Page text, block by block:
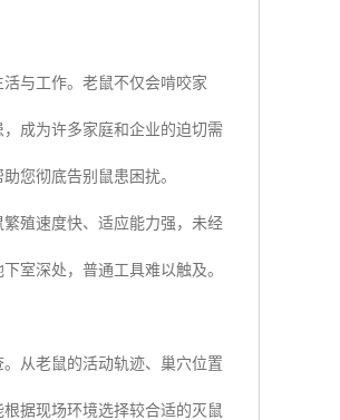
与工作。老鼠不仅会啃咬家
成为许多家庭和企业的迫切需
您彻底告别鼠患困扰。
殖速度快、适应能力强，未经
室深处，普通工具难以触及。
从老鼠的活动轨迹、巢穴位置
据现场环境选择较合适的灭鼠